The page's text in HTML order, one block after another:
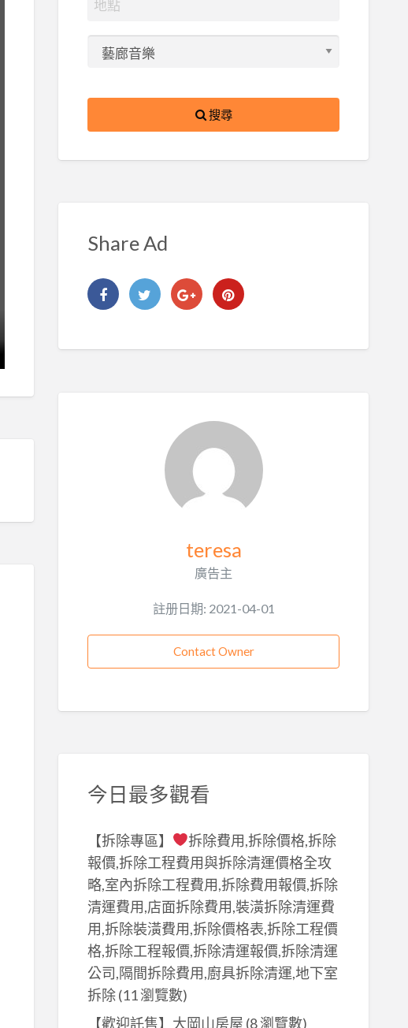
搜尋
Share Ad
teresa
廣告主
註册日期: 2021-04-01
Contact Owner
今日最多觀看
【拆除專區】
拆除費用,拆除價格,拆除
報價,拆除工程費用與拆除清運價格全攻
略,室內拆除工程費用,拆除費用報價,拆除
清運費用,店面拆除費用,裝潢拆除清運費
用,拆除裝潢費用,拆除價格表,拆除工程價
格,拆除工程報價,拆除清運報價,拆除清運
公司,隔間拆除費用,廚具拆除清運,地下室
拆除(11 瀏覽數)
【歡迎託售】大岡山房屋 (8 瀏覽數)